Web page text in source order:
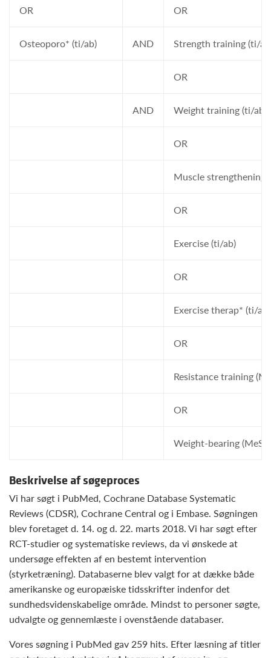
OR OR
Osteoporo* (ti/ab) AND Strength training (ti/
OR
AND Weight training (ti/ab)
OR
Muscle strengthening
OR
Exercise (ti/ab)
OR
Exercise therap* (ti/ab)
OR
Resistance training
OR
Weight-bearing
Beskrivelse af søgeproces
Vi har søgt i PubMed, Cochrane Database Systematic
Reviews (CDSR), Cochrane Central og i Embase. Søgningen
blev foretaget d. 14. og d. 22. marts 2018. Vi har søgt efter
RCT-studier og systematiske reviews, da vi ønskede at
undersøge effekten af en bestemt intervention
(styrketræning). Databaserne blev valgt for at dække både
amerikanske og europæiske tidsskrifter indenfor det
sundhedsvidenskabelige område. Mindst to personer søgte,
udvalgte og gennemlæste i ovenstående databaser.
Vores søgning i PubMed gav 259 hits. Efter læsning af titler